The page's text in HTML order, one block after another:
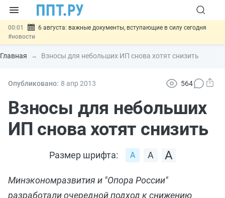
00:01
6 августа: важные документы, вступающие в силу сегодня
#новости
05.08 Обновили сообщения НПФ о договорах НПО и долгосрочных
сбережений#новости
05.08 Систему страхования вкладов распространили на электронные
05.08
Подписан закон об упрощении госзакупок по 44-ФЗ
#новости
Главная Взносы для небольших ИП снова хотят снизить
Опубликовано: 8 апр 2013 564
Взносы для небольших
ИП снова хотят снизить
Размер шрифта:
Минэкономразвития и "Опора России"
разработали очередной подход к снижению